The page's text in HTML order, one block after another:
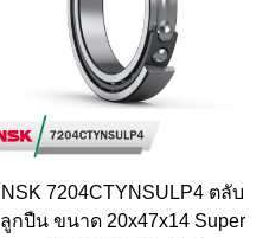
NSK 7204CTYNSULP4 ตลับ
ลูกปืน ขนาด 20x47x14 Super